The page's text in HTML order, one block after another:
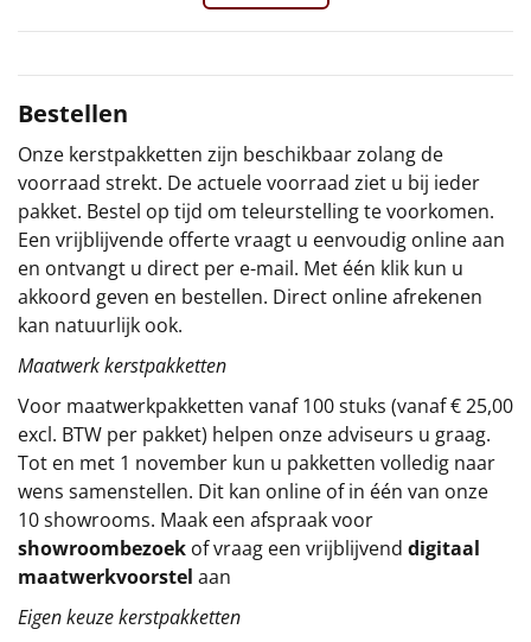
Doe het zelf
Particulier
Kerstgeschenken 2026
Relatiegeschenken
Cadeaubon
Per stuk
Alle overige
Bestellen
Onze kerstpakketten zijn beschikbaar zolang de
voorraad strekt. De actuele voorraad ziet u bij ieder
pakket. Bestel op tijd om teleurstelling te voorkomen.
Een vrijblijvende offerte vraagt u eenvoudig online aan
en ontvangt u direct per e-mail. Met één klik kun u
akkoord geven en bestellen. Direct online afrekenen
kan natuurlijk ook.
Maatwerk kerstpakketten
Voor maatwerkpakketten vanaf 100 stuks (vanaf € 25,00
excl. BTW per pakket) helpen onze adviseurs u graag.
Tot en met 1 november kun u pakketten volledig naar
wens samenstellen. Dit kan online of in één van onze
10 showrooms. Maak een afspraak voor
showroombezoek of vraag een vrijblijvend digitaal
maatwerkvoorstel aan
Eigen keuze kerstpakketten